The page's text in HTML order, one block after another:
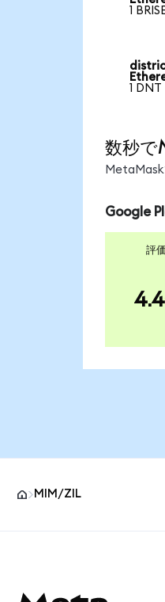
1
1
数秒
MetaMask
Google
評価
4.4
MIM/ZIL